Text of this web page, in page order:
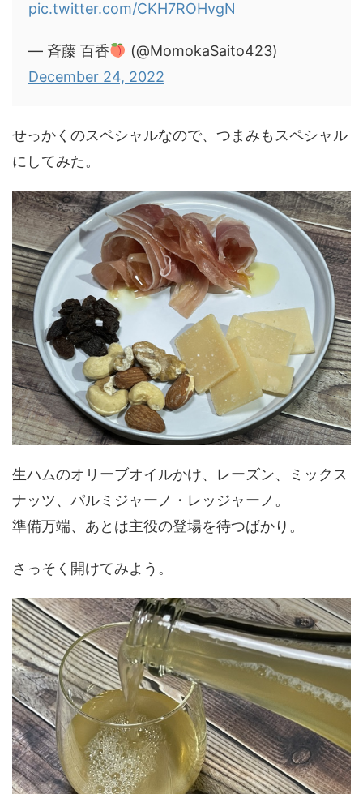
pic.twitter.com/CKH7ROHvgN
— 斉藤 百香
(@MomokaSaito423)
December 24, 2022
せっかくのスペシャルなので、つまみもスペシャル
にしてみた。
生ハムのオリーブオイルかけ、レーズン、ミックス
ナッツ、パルミジャーノ・レッジャーノ。
準備万端、あとは主役の登場を待つばかり。
さっそく開けてみよう。